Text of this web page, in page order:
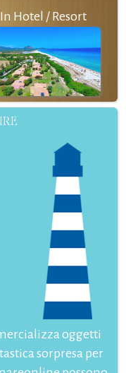
In Hotel / Resort
oggetti
sorpresa per